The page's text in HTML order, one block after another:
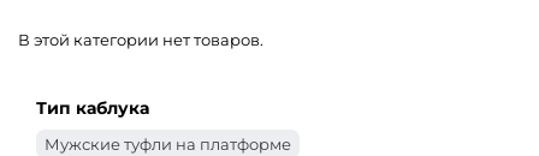
В этой категории нет товаров.
Тип каблука
Мужские туфли на платформе